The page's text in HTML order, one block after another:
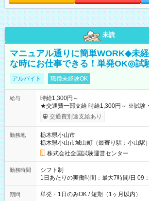
未読
マニュアル通りに簡単WORK◆未
な時にお仕事できる！単発OK◎試
アルバイト 職種未経験OK
給与
時給1,300円～
★交通費一部支給 時給1,300円～ ※試験・役割により手当あり
※勤務回数により昇給あり 【即給（前払
り！】 希望される場合、勤務から1週間
例】 ・河合塾模擬試験 8:30～17:30（休
×8時間＝日収10,400円＋交通費 ※当日の
円の場合あり ・国家試験 7:00～13:30（
円（役割手当＋100円）×6時間＝日収8,400円
間】試用期間なし
交通費別途支給あり
勤務地
栃木県小山市
栃木県小山市城山町（最寄り駅：小山駅）
株式会社全国試験運営センター
勤務時間
シフト制
1日あたりの実働時間：最大7時間/日 09
間は 試験により異なります。
期間 単発・1日のみOK / 短期（1ヶ月以内）